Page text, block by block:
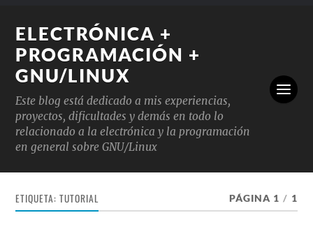
ELECTRÓNICA +
PROGRAMACIÓN +
GNU/LINUX
Este blog está dedicado a mis experiencias,
proyectos, dificultades y demás en todo lo
relacionado a la electrónica y la programación
en general sobre GNU/Linux
ETIQUETA:TUTORIAL PÁGINA 1 / 1